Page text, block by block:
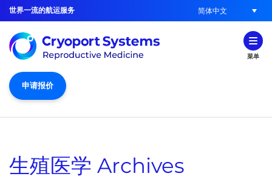
世界一流的航运服务 简体中文
菜单
申请报价
生殖医学 Archives